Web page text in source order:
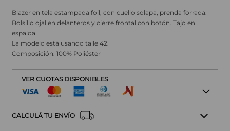
Blazer en tela estampada foil, con cuello solapa, prenda forrada.
Bolsillo ojal en delanteros y cierre frontal con botón. Tajo en
espalda
La modelo está usando talle 42.
Composición: 100% Poliéster
VER CUOTAS DISPONIBLES
CALCULÁ TU ENVÍO